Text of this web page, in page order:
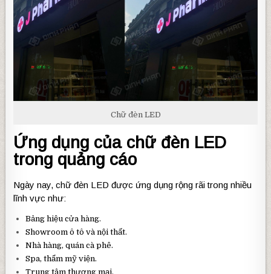
Chữ đèn LED
Ứng dụng của chữ đèn LED
trong quảng cáo
Ngày nay, chữ đèn LED được ứng dụng rộng rãi trong nhiều
lĩnh vực như:
Bảng hiệu cửa hàng.
Showroom ô tô và nội thất.
Nhà hàng, quán cà phê.
Spa, thẩm mỹ viện.
Trung tâm thương mại.